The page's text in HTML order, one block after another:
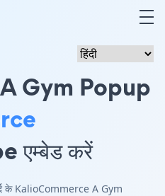
A Gym Popup
एम्बेड करें
के KalioCommerce A Gym